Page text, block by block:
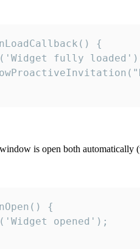
{
fully
is open both
{
opened');